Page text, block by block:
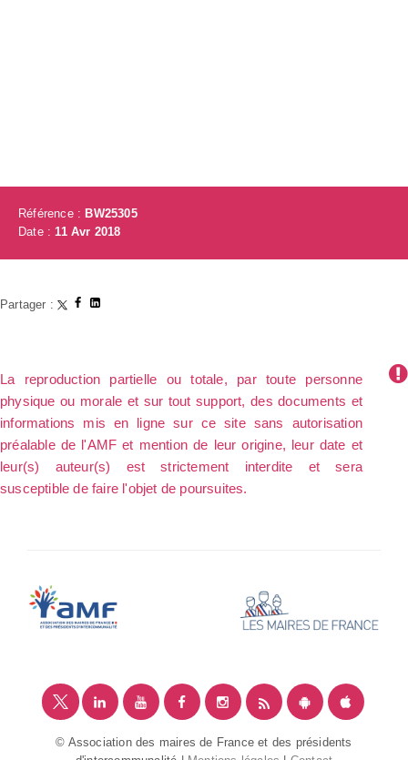
Référence : BW25305
Date :11 Avr 2018
Partager :
La reproduction partielle ou totale, par toute personne
physique ou morale et sur tout support, des documents et
informations mis en ligne sur ce site sans autorisation
préalable de l'AMF et mention de leur origine, leur date et
leur(s) auteur(s) est strictement interdite et sera
susceptible de faire l'objet de poursuites.
© Association des maires de France et des présidents